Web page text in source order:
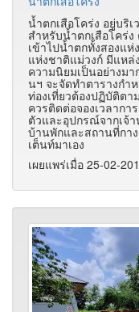
น้ำตกเสือโคร่ง อยู่บริ
สำหรับน้ำตกเสือโคร่ง
เข้าไปน้ำตกทั้งสองแ
แห่งชาติแม่วงก์ มีแหล่
ความนิยมเป็นอย่างมา
นฯ จะจัดทำตารางกำ
ท่องเที่ยวต้องปฏิบัติตา
ควรติดต่อจองเวลาก
ตัวและอุปกรณ์จากเจ้
บ้านพักและสถานที่กา
เต็นท์มาเอง
เผยแพร่เมื่อ 25-02-